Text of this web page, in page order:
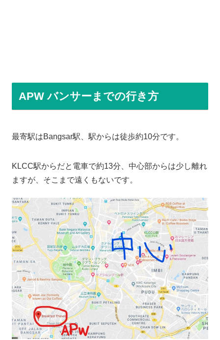
APW バンサーまでの行き方
最寄駅はBangsar駅、駅からは徒歩約10分です。
KLCC駅からだと電車で約13分、中心部からは少し離れ
ますが、そこまで遠くもないです。